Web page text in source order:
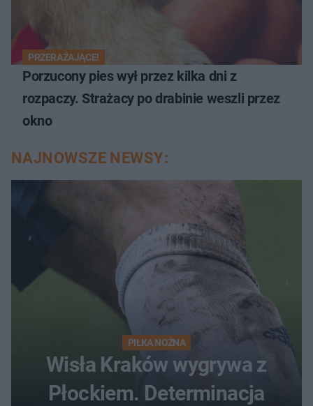
PRZERAŻAJĄCE!
Porzucony pies wył przez kilka dni z
rozpaczy. Strażacy po drabinie weszli przez
okno
NAJNOWSZE NEWSY:
PIŁKA NOŻNA
Wisła Kraków wygrywa z
Płockiem. Determinacja